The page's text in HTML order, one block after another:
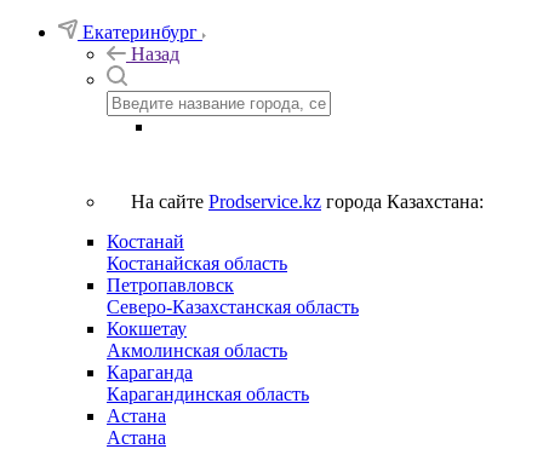
Екатеринбург
Назад
На сайте Prodservice.kz города Казахстана:
Костанай
Костанайская область
Петропавловск
Северо-Казахстанская область
Кокшетау
Акмолинская область
Караганда
Карагандинская область
Астана
Астана